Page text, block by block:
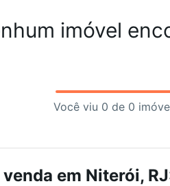
imóvel
Você viu 0 de 0
em Niterói,